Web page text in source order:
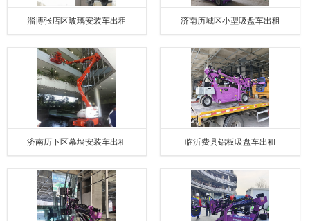
淄博张店区玻璃安装车出租 济南历城区小型吸盘车出租
济南历下区幕墙安装车出租 临沂费县铝板吸盘车出租